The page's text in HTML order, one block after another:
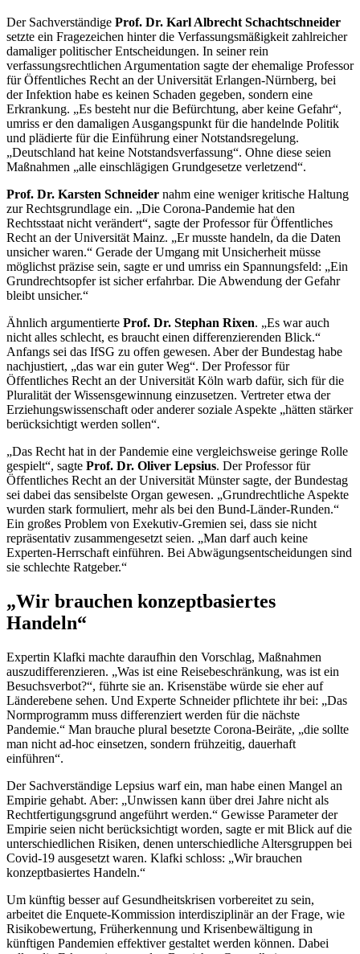
Der Sachverständige Prof. Dr. Karl Albrecht Schachtschneider
setzte ein Fragezeichen hinter die Verfassungsmäßigkeit zahlreicher
damaliger politischer Entscheidungen. In seiner rein
verfassungsrechtlichen Argumentation sagte der ehemalige Professor
für Öffentliches Recht an der Universität Erlangen-Nürnberg, bei
der Infektion habe es keinen Schaden gegeben, sondern eine
Erkrankung. „Es besteht nur die Befürchtung, aber keine Gefahr“,
umriss er den damaligen Ausgangspunkt für die handelnde Politik
und plädierte für die Einführung einer Notstandsregelung.
„Deutschland hat keine Notstandsverfassung“. Ohne diese seien
Maßnahmen „alle einschlägigen Grundgesetze verletzend“.
Prof. Dr. Karsten Schneider nahm eine weniger kritische Haltung
zur Rechtsgrundlage ein. „Die Corona-Pandemie hat den
Rechtsstaat nicht verändert“, sagte der Professor für Öffentliches
Recht an der Universität Mainz. „Er musste handeln, da die Daten
unsicher waren.“ Gerade der Umgang mit Unsicherheit müsse
möglichst präzise sein, sagte er und umriss ein Spannungsfeld: „Ein
Grundrechtsopfer ist sicher erfahrbar. Die Abwendung der Gefahr
bleibt unsicher.“
Ähnlich argumentierte Prof. Dr. Stephan Rixen. „Es war auch
nicht alles schlecht, es braucht einen differenzierenden Blick.“
Anfangs sei das IfSG zu offen gewesen. Aber der Bundestag habe
nachjustiert, „das war ein guter Weg“. Der Professor für
Öffentliches Recht an der Universität Köln warb dafür, sich für die
Pluralität der Wissensgewinnung einzusetzen. Vertreter etwa der
Erziehungswissenschaft oder anderer soziale Aspekte „hätten stärker
berücksichtigt werden sollen“.
„Das Recht hat in der Pandemie eine vergleichsweise geringe Rolle
gespielt“, sagte Prof. Dr. Oliver Lepsius. Der Professor für
Öffentliches Recht an der Universität Münster sagte, der Bundestag
sei dabei das sensibelste Organ gewesen. „Grundrechtliche Aspekte
wurden stark formuliert, mehr als bei den Bund-Länder-Runden.“
Ein großes Problem von Exekutiv-Gremien sei, dass sie nicht
repräsentativ zusammengesetzt seien. „Man darf auch keine
Experten-Herrschaft einführen. Bei Abwägungsentscheidungen sind
sie schlechte Ratgeber.“
„Wir brauchen konzeptbasiertes
Handeln“
Expertin Klafki machte daraufhin den Vorschlag, Maßnahmen
auszudifferenzieren. „Was ist eine Reisebeschränkung, was ist ein
Besuchsverbot?“, führte sie an. Krisenstäbe würde sie eher auf
Länderebene sehen. Und Experte Schneider pflichtete ihr bei: „Das
Normprogramm muss differenziert werden für die nächste
Pandemie.“ Man brauche plural besetzte Corona-Beiräte, „die sollte
man nicht ad-hoc einsetzen, sondern frühzeitig, dauerhaft
einführen“.
Der Sachverständige Lepsius warf ein, man habe einen Mangel an
Empirie gehabt. Aber: „Unwissen kann über drei Jahre nicht als
Rechtfertigungsgrund angeführt werden.“ Gewisse Parameter der
Empirie seien nicht berücksichtigt worden, sagte er mit Blick auf die
unterschiedlichen Risiken, denen unterschiedliche Altersgruppen bei
Covid-19 ausgesetzt waren. Klafki schloss: „Wir brauchen
konzeptbasiertes Handeln.“
Um künftig besser auf Gesundheitskrisen vorbereitet zu sein,
arbeitet die Enquete-Kommission interdisziplinär an der Frage, wie
Risikobewertung, Früherkennung und Krisenbewältigung in
künftigen Pandemien effektiver gestaltet werden können. Dabei